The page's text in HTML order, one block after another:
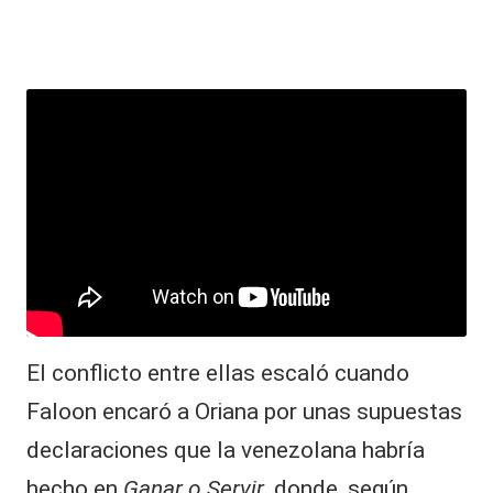
El conflicto entre ellas escaló cuando
Faloon encaró a Oriana por unas supuestas
declaraciones que la venezolana habría